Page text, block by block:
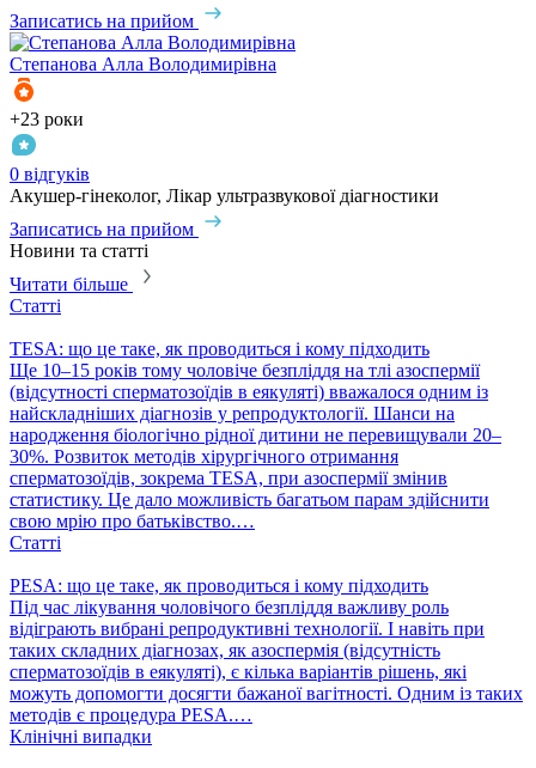
Записатись на прийом
Степанова Алла Володимирівна
+23 роки
0 відгуків
Акушер-гінеколог, Лікар ультразвукової діагностики
Записатись на прийом
Новини та статті
Читати більше
Статті
TESA: що це таке, як проводиться і кому підходить
​Ще 10–15 років тому чоловіче безпліддя на тлі азоспермії
(відсутності сперматозоїдів в еякуляті) вважалося одним із
найскладніших діагнозів у репродуктології. Шанси на
народження біологічно рідної дитини не перевищували 20–
30%. Розвиток методів хірургічного отримання
сперматозоїдів, зокрема TESA, при азоспермії змінив
статистику. Це дало можливість багатьом парам здійснити
свою мрію про батьківство.…
Статті
PESA: що це таке, як проводиться і кому підходить
Під час лікування чоловічого безпліддя важливу роль
відіграють вибрані репродуктивні технології. І навіть при
таких складних діагнозах, як азоспермія (відсутність
сперматозоїдів в еякуляті), є кілька варіантів рішень, які
можуть допомогти досягти бажаної вагітності. Одним із таких
методів є процедура PESA.…
Клінічні випадки